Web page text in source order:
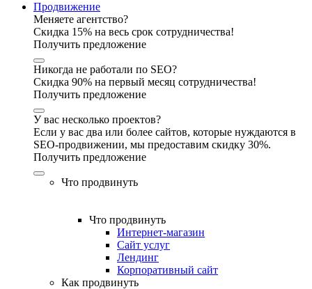
Продвижение
Меняете агентство?
Скидка 15% на весь срок сотрудничества!
Получить предложение
Никогда не работали по SEO?
Скидка 90% на первый месяц сотрудничества!
Получить предложение
У вас несколько проектов?
Если у вас два или более сайтов, которые нуждаются в
SEO-продвижении, мы предоставим скидку 30%.
Получить предложение
Что продвинуть
Что продвинуть
Интернет-магазин
Сайт услуг
Лендинг
Корпоративный сайт
Как продвинуть